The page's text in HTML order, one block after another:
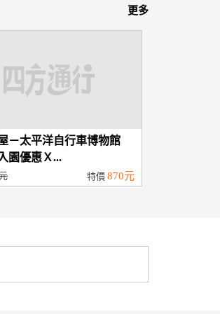
更多
－太平洋自行車博物館
園優惠Ｘ...
特價 870元